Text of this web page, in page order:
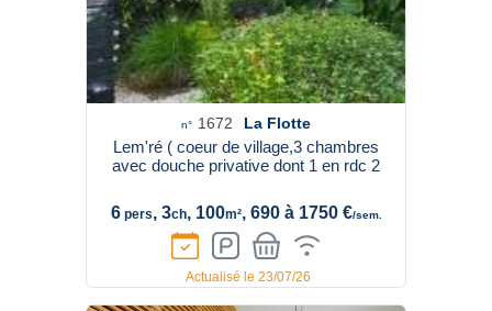
n° 1672 La Flotte
Lem'ré ( coeur de village,3 chambres
avec douche privative dont 1 en rdc 2
6pers, 3ch, 100m², 690 à 1750 €/sem.
Actualisé le 23/07/26